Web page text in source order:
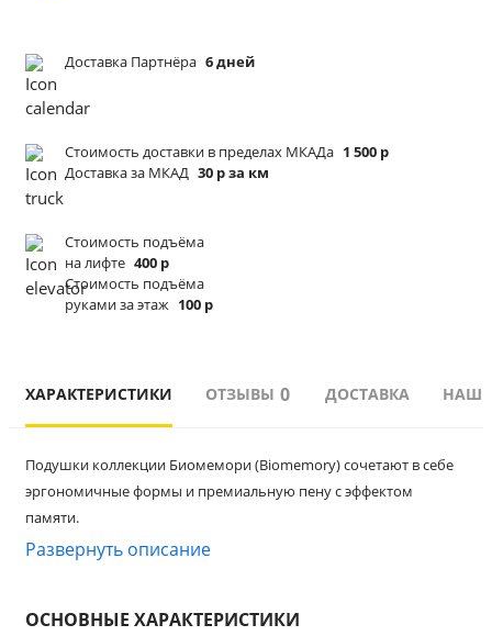
Доставка Партнёра 6 дней
Стоимость доставки в пределах МКАДа 1 500 р
Доставка за МКАД 30 р за км
Стоимость подъёма
на лифте 400 р
Стоимость подъёма
руками за этаж 100 р
ХАРАКТЕРИСТИКИ ОТЗЫВЫ 0 ДОСТАВКА
Подушки коллекции Биомемори (Biomemory) сочетают в себе
эргономичные формы и премиальную пену с эффектом
Точечно, без ответного давления подстраиваются под голову и
Уникальность линейки
Развернуть описание
ОСНОВНЫЕ ХАРАКТЕРИСТИКИ